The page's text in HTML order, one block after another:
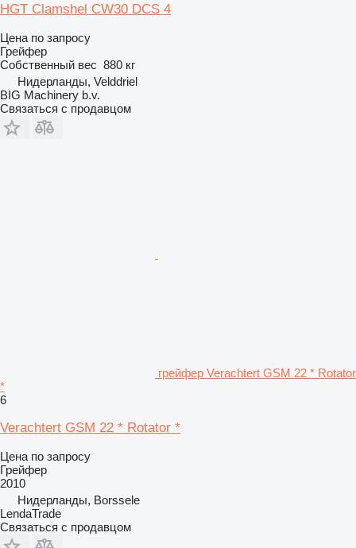
HGT Clamshel CW30 DCS 4
Цена по запросу
Грейфер
Собственный вес 880 кг
Нидерланды, Velddriel
BIG Machinery b.v.
Связаться с продавцом
грейфер Verachtert GSM 22 * Rotator
*
6
Verachtert GSM 22 * Rotator *
Цена по запросу
Грейфер
2010
Нидерланды, Borssele
LendaTrade
Связаться с продавцом